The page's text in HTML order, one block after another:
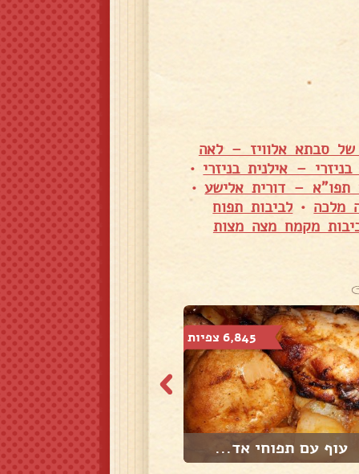
של סבתא אלוויז – לאה
– אילנית בניזרי•
תפו"א – דורית אלישע•
מלכה•לביבות תפוח
מקמח מצה מצות
6,845 צפיות
עוף עם תפוחי אד...